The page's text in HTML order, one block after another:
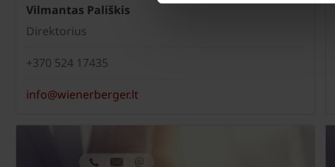
Vilmantas Pališkis
Direktorius
+370 524 17435
info@wienerberger.lt